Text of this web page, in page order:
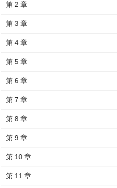
第 2 章
第 3 章
第 4 章
第 5 章
第 6 章
第 7 章
第 8 章
第 9 章
第 10 章
第 11 章